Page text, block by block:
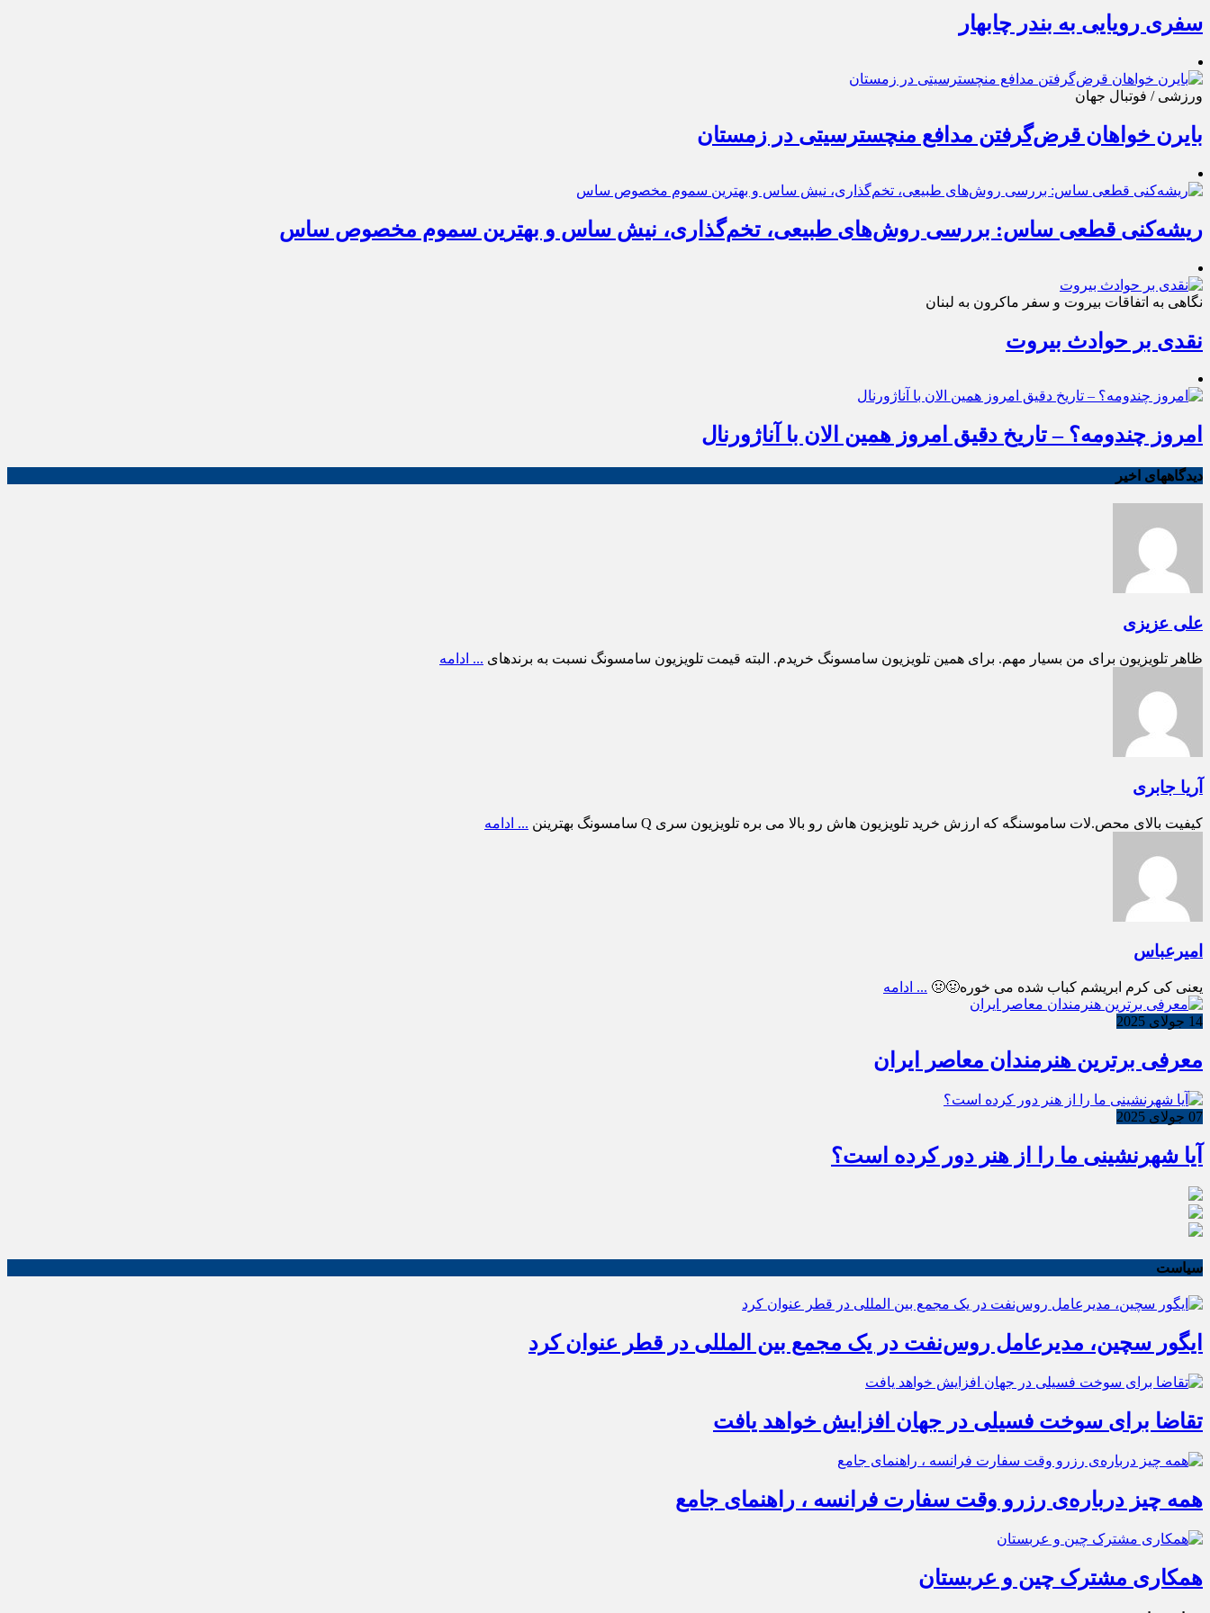
سفری رویایی به بندر چابهار
ورزشی / فوتبال جهان
بایرن خواهان قرض‌گرفتن مدافع منچسترسیتی در زمستان
ریشه‌کنی قطعی ساس: بررسی روش‌های طبیعی، تخم‌گذاری، نیش ساس و بهترین سموم مخصوص ساس
نگاهی به اتفاقات بیروت و سفر ماکرون به لبنان
نقدی بر حوادث بیروت
امروز چندومه؟ – تاریخ دقیق امروز همین الان با آناژورنال
دیدگاههای اخیر
علی عزیزی
ظاهر تلویزیون برای من بسیار مهم. برای همین تلویزیون سامسونگ خریدم. البته قیمت تلویزیون سامسونگ نسبت به برندهای ... ادامه
آریا جابری
کیفیت بالای محص.لات ساموسنگه که ارزش خرید تلویزیون هاش رو بالا می بره تلویزیون سری Q سامسونگ بهترینن ... ادامه
امیرعباس
یعنی کی کرم ابریشم کباب شده می خوره🤢🤢 ... ادامه
14 جولای 2025
معرفی برترین هنرمندان معاصر ایران
07 جولای 2025
آیا شهرنشینی ما را از هنر دور کرده است؟
سیاست
ایگور سچین، مدیرعامل روس‌نفت در یک مجمع بین المللی در قطر عنوان کرد
تقاضا برای سوخت فسیلی در جهان افزایش خواهد یافت
همه چیز درباره‌ی رزرو وقت سفارت فرانسه ، راهنمای جامع
همکاری مشترک چین و عربستان